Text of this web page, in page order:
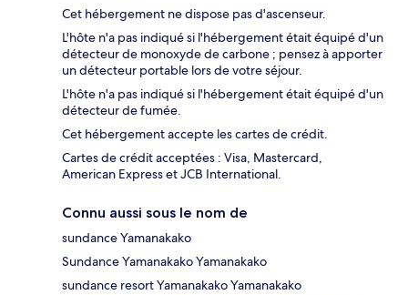
Cet hébergement ne dispose pas d'ascenseur.
L'hôte n'a pas indiqué si l'hébergement était équipé d'un
détecteur de monoxyde de carbone ; pensez à apporter
un détecteur portable lors de votre séjour.
L'hôte n'a pas indiqué si l'hébergement était équipé d'un
détecteur de fumée.
Cet hébergement accepte les cartes de crédit.
Cartes de crédit acceptées : Visa, Mastercard,
American Express et JCB International.
Connu aussi sous le nom de
sundance Yamanakako
Sundance Yamanakako Yamanakako
sundance resort Yamanakako Yamanakako